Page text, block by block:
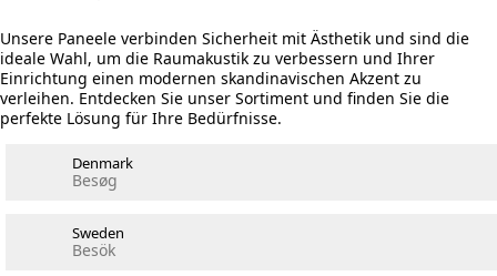
Unsere Paneele verbinden Sicherheit mit Ästhetik und sind die
ideale Wahl, um die Raumakustik zu verbessern und Ihrer
Einrichtung einen modernen skandinavischen Akzent zu
verleihen. Entdecken Sie unser Sortiment und finden Sie die
perfekte Lösung für Ihre Bedürfnisse.
Denmark
Besøg
Sweden
Besök